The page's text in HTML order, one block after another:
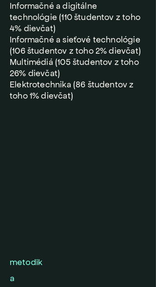
Informačné a digitálne
technológie (110 študentov z toho
4% dievčat)
Informačné a sieťové technológie
(106 študentov z toho 2% dievčat)
Multimédiá (105 študentov z toho
26% dievčat)
Elektrotechnika (86 študentov z
toho 1% dievčat)
metodik
a